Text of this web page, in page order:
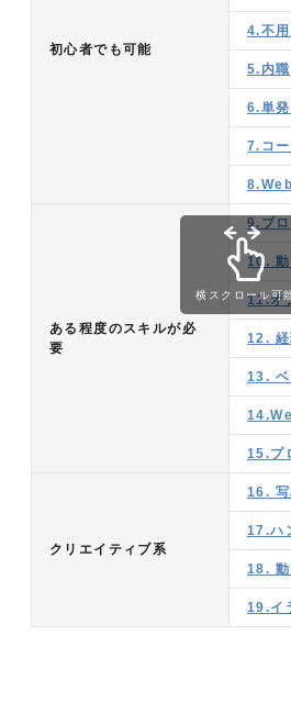
初心者でも可能
4.不用
5.内職
6.単
7.コ
ある程度のスキルが必
要
9.ブ
10. 動
11.オ
12. 経
13. ベ
15.プ
クリエイティブ系
16. 写
17.ハ
18. 動
19.イ
横スクロール可